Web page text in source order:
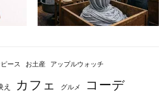
ース お土産 アップルウォッチ
え カフェ グルメ コーデ